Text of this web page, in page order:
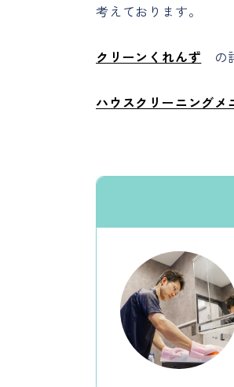
考えております。
クリーンくれんず の
ハウスクリーニングメ